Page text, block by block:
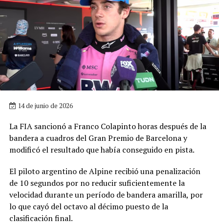
14 de junio de 2026
La FIA sancionó a Franco Colapinto horas después de la
bandera a cuadros del Gran Premio de Barcelona y
modificó el resultado que había conseguido en pista.
El piloto argentino de Alpine recibió una penalización
de 10 segundos por no reducir suficientemente la
velocidad durante un período de bandera amarilla, por
lo que cayó del octavo al décimo puesto de la
clasificación final.